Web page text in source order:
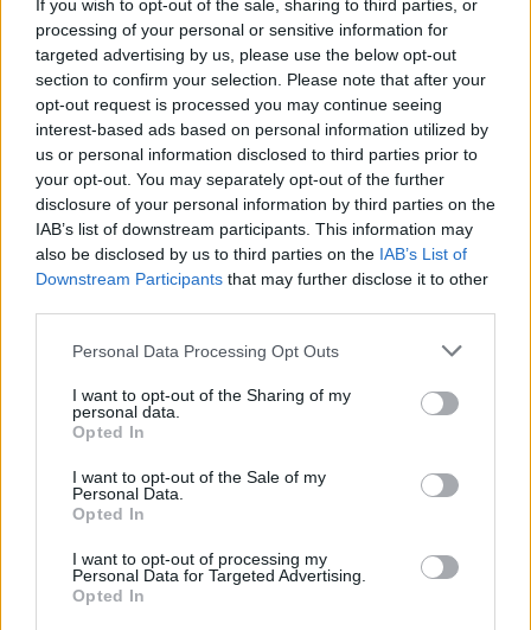
If you wish to opt-out of the sale, sharing to third parties, or
processing of your personal or sensitive information for
targeted advertising by us, please use the below opt-out
section to confirm your selection. Please note that after your
opt-out request is processed you may continue seeing
interest-based ads based on personal information utilized by
us or personal information disclosed to third parties prior to
your opt-out. You may separately opt-out of the further
disclosure of your personal information by third parties on the
IAB’s list of downstream participants. This information may
also be disclosed by us to third parties on the IAB’s List of
Downstream Participants that may further disclose it to other
Please note that this website/app uses one or more Google
not limited to your visit or usage behaviour. You may click to
grant or deny consent to Google and its third-party tags to
use your data for below specified purposes in below Google
consent section.
Personal Data Processing Opt Outs
I want to opt-out of the Sharing of my
personal data.
Opted In
I want to opt-out of the Sale of my
Personal Data.
Opted In
I want to opt-out of processing my
Personal Data for Targeted Advertising.
Opted In
jelenlegi 113 millió dolláros bevételeivel messze
elmarad a Massive korábbi számaitól. Egyedül a
gyökerekhez visszatérőAssassin's Creed Mirage-nak
sikerült érdemleges eredményeket felmutatnia, ez jelen
pillanatban 5 millió játékosnál tart, ami számokban
nagyjából 250 millió dolláros bevételt jelent.
Nem akarsz lemaradni semmiről?
Rengeteg hír és cikk vár rád, lehet, hogy éppen nem
jön szembe GSO-n vagy a social médiában. Segítünk,
hogy naprakész maradj, kiválogatjuk neked a
Kijelentem, hogy azadatkezelési nyilatkozat
megismertem és azt elfogadom.
Feliratkozom